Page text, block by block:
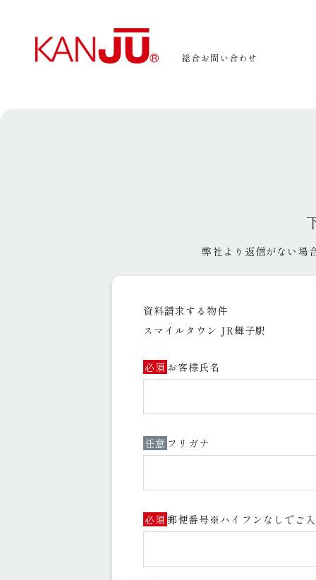
総合お問い合わせ
弊社より返信がない場
資料請求する物件
スマイルタウン JR舞子駅
必須 お客様氏名
任意 フリガナ
必須 郵便番号※ハイフンなしでご